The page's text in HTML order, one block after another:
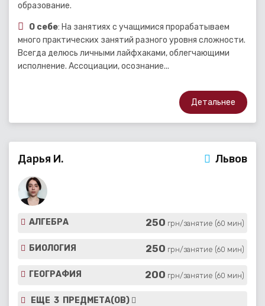
образование.
О себе: На занятиях с учащимися прорабатываем
много практических занятий разного уровня сложности.
Всегда делюсь личными лайфхаками, облегчающими
исполнение. Ассоциации, осознание...
Детальнее
Дарья И. Львов
АЛГЕБРА 250 грн/занятие (60 мин)
БИОЛОГИЯ 250 грн/занятие (60 мин)
ГЕОГРАФИЯ 200 грн/занятие (60 мин)
ЕЩЕ 3 ПРЕДМЕТА(ОВ)